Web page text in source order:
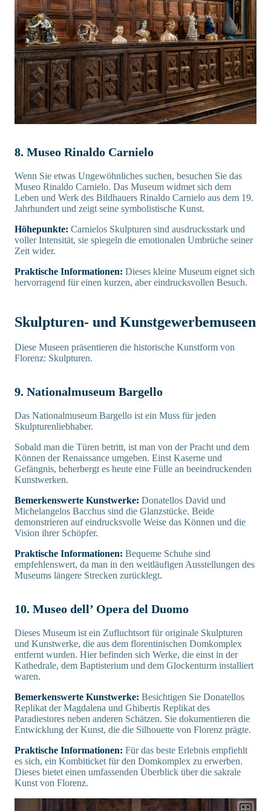
8. Museo Rinaldo Carnielo
Wenn Sie etwas Ungewöhnliches suchen, besuchen Sie das
Museo Rinaldo Carnielo. Das Museum widmet sich dem
Leben und Werk des Bildhauers Rinaldo Carnielo aus dem 19.
Jahrhundert und zeigt seine symbolistische Kunst.
Höhepunkte: Carnielos Skulpturen sind ausdrucksstark und
voller Intensität, sie spiegeln die emotionalen Umbrüche seiner
Zeit wider.
Praktische Informationen: Dieses kleine Museum eignet sich
hervorragend für einen kurzen, aber eindrucksvollen Besuch.
Skulpturen- und Kunstgewerbemuseen
Diese Museen präsentieren die historische Kunstform von
Florenz: Skulpturen.
9. Nationalmuseum Bargello
Das Nationalmuseum Bargello ist ein Muss für jeden
Skulpturenliebhaber.
Sobald man die Türen betritt, ist man von der Pracht und dem
Können der Renaissance umgeben. Einst Kaserne und
Gefängnis, beherbergt es heute eine Fülle an beeindruckenden
Kunstwerken.
Bemerkenswerte Kunstwerke: Donatellos David und
Michelangelos Bacchus sind die Glanzstücke. Beide
demonstrieren auf eindrucksvolle Weise das Können und die
Vision ihrer Schöpfer.
Praktische Informationen: Bequeme Schuhe sind
empfehlenswert, da man in den weitläufigen Ausstellungen des
Museums längere Strecken zurücklegt.
10. Museo dell’ Opera del Duomo
Dieses Museum ist ein Zufluchtsort für originale Skulpturen
und Kunstwerke, die aus dem florentinischen Domkomplex
entfernt wurden. Hier befinden sich Werke, die einst in der
Kathedrale, dem Baptisterium und dem Glockenturm installiert
waren.
Bemerkenswerte Kunstwerke: Besichtigen Sie Donatellos
Replikat der Magdalena und Ghibertis Replikat des
Paradiestores neben anderen Schätzen. Sie dokumentieren die
Entwicklung der Kunst, die die Silhouette von Florenz prägte.
Praktische Informationen: Für das beste Erlebnis empfiehlt
es sich, ein Kombiticket für den Domkomplex zu erwerben.
Dieses bietet einen umfassenden Überblick über die sakrale
Kunst von Florenz.